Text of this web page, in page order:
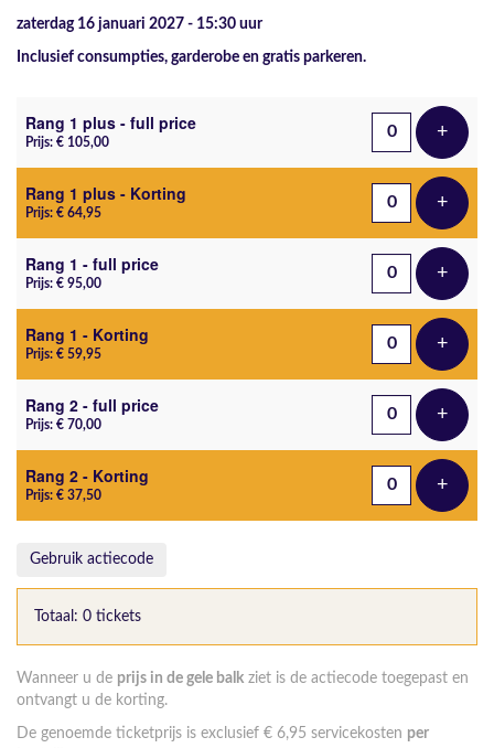
zaterdag 16 januari 2027 - 15:30 uur
Inclusief consumpties, garderobe en gratis parkeren.
Rang 1 plus - full price
Prijs: € 105,00 +Voeg
Rang 1 plus - Korting
Prijs: € 64,95 +Voeg
Rang 1 - full price
Prijs: € 95,00 +Voeg
Rang 1 - Korting
Prijs: € 59,95 +Voeg
Rang 2 - full price
Prijs: € 70,00 +Voeg
Rang 2 - Korting
Prijs: € 37,50 +Voeg
Gebruik actiecode
Totaal: 0 tickets
Wanneer u de prijs in de gele balk ziet is de actiecode toegepast en
ontvangt u de korting.
De genoemde ticketprijs is exclusief € 6,95 servicekosten per